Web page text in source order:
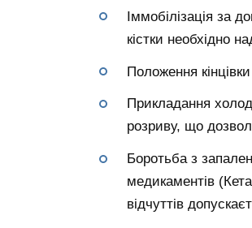
Іммобілізація за
кістки необхідно
Положення
Прикладання
розриву, що
Боротьба з
медикаментів
відчуттів